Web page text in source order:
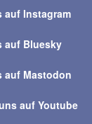
auf Instagram
auf Bluesky
auf Mastodon
auf Youtube